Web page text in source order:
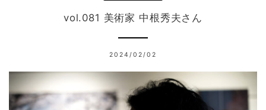
vol.081 美術家 中根秀夫さん
2024/02/02